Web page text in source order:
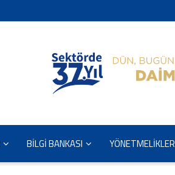
BİLGİ BANKASI YÖNETMELİKLER